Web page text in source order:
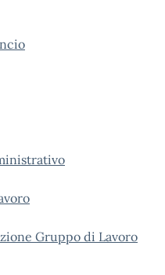
Gruppo di Lavoro